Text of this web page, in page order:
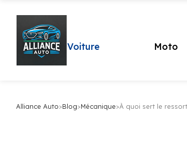
Voiture Moto
Alliance Auto>Blog>Mécanique>À quoi sert le